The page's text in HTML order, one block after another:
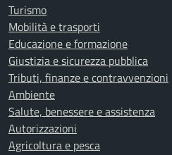
Turismo
Mobilità e trasporti
Educazione e formazione
Giustizia e sicurezza pubblica
Tributi, finanze e contravvenzioni
Ambiente
Salute, benessere e assistenza
Autorizzazioni
Agricoltura e pesca